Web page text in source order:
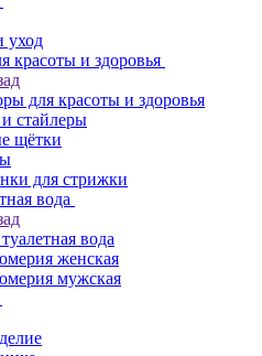
уход
красоты и здоровья
для красоты и здоровья
стайлеры
щётки
для стрижки
вода
вода
женская
мужская